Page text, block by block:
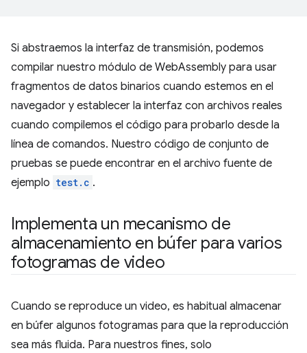
Si abstraemos la interfaz de transmisión, podemos
compilar nuestro módulo de WebAssembly para usar
fragmentos de datos binarios cuando estemos en el
navegador y establecer la interfaz con archivos reales
cuando compilemos el código para probarlo desde la
línea de comandos. Nuestro código de conjunto de
pruebas se puede encontrar en el archivo fuente de
ejemplo test.c .
Implementa un mecanismo de
almacenamiento en búfer para varios
fotogramas de video
Cuando se reproduce un video, es habitual almacenar
en búfer algunos fotogramas para que la reproducción
sea más fluida. Para nuestros fines, solo